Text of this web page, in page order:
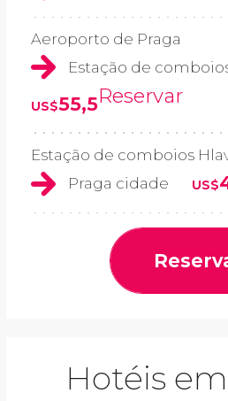
Aeroporto de Praga
Estação de
US$55,5Reservar
Estação de comboios
Praga cidade
US$
Hotéis